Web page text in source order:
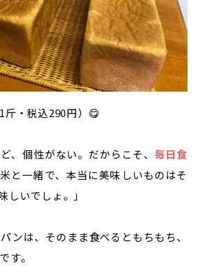
斤・税込290円）😋
ど、個性がない。だからこそ、毎日食
と一緒で、本当に美味しいものはそ
しいでしょ。」
ンは、そのまま食べるともちもち、
す。